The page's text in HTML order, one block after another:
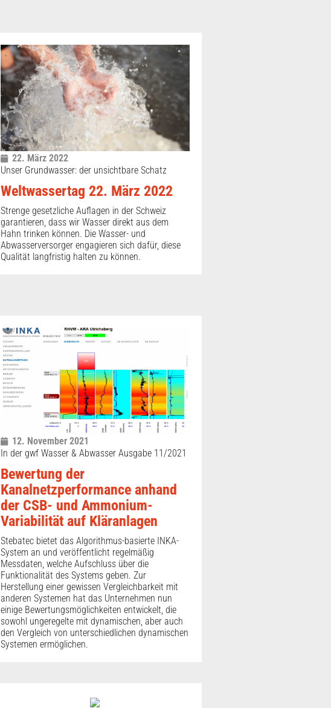
22. März 2022
Unser Grundwasser: der unsichtbare Schatz
Weltwassertag 22. März 2022
Strenge gesetzliche Auflagen in der Schweiz
garantieren, dass wir Wasser direkt aus dem
Hahn trinken können. Die Wasser- und
Abwasserversorger engagieren sich dafür, diese
Qualität langfristig halten zu können.
12. November 2021
In der gwf Wasser & Abwasser Ausgabe 11/2021
Bewertung der
Kanalnetzperformance anhand
der CSB- und Ammonium-
Variabilität auf Kläranlagen
Stebatec bietet das Algorithmus-basierte INKA-
System an und veröffentlicht regelmäßig
Messdaten, welche Aufschluss über die
Funktionalität des Systems geben. Zur
Herstellung einer gewissen Vergleichbarkeit mit
anderen Systemen hat das Unternehmen nun
einige Bewertungsmöglichkeiten entwickelt, die
sowohl ungeregelte mit dynamischen, aber auch
den Vergleich von unterschiedlichen dynamischen
Systemen ermöglichen.